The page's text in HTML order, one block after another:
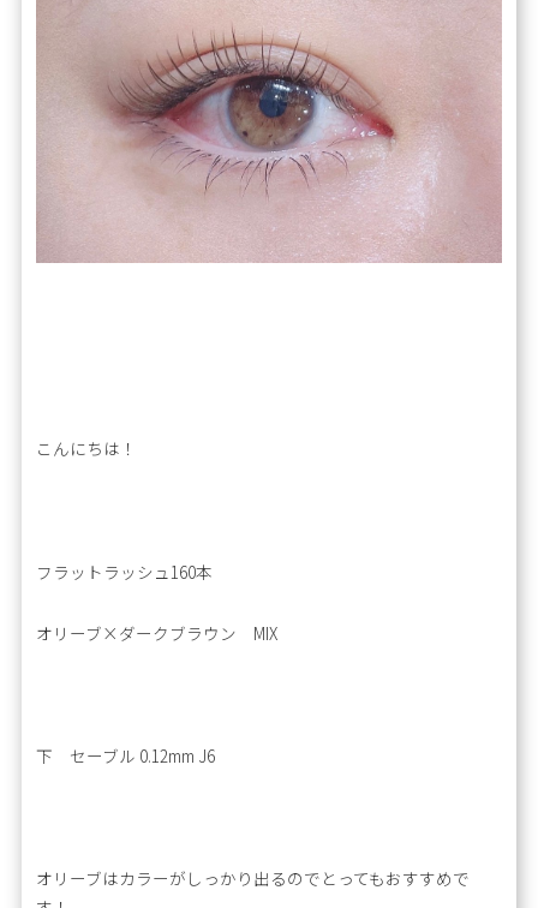
こんにちは！
フラットラッシュ160本
オリーブ×ダークブラウン MIX
下 セーブル 0.12mm J6
オリーブはカラーがしっかり出るのでとってもおすすめで